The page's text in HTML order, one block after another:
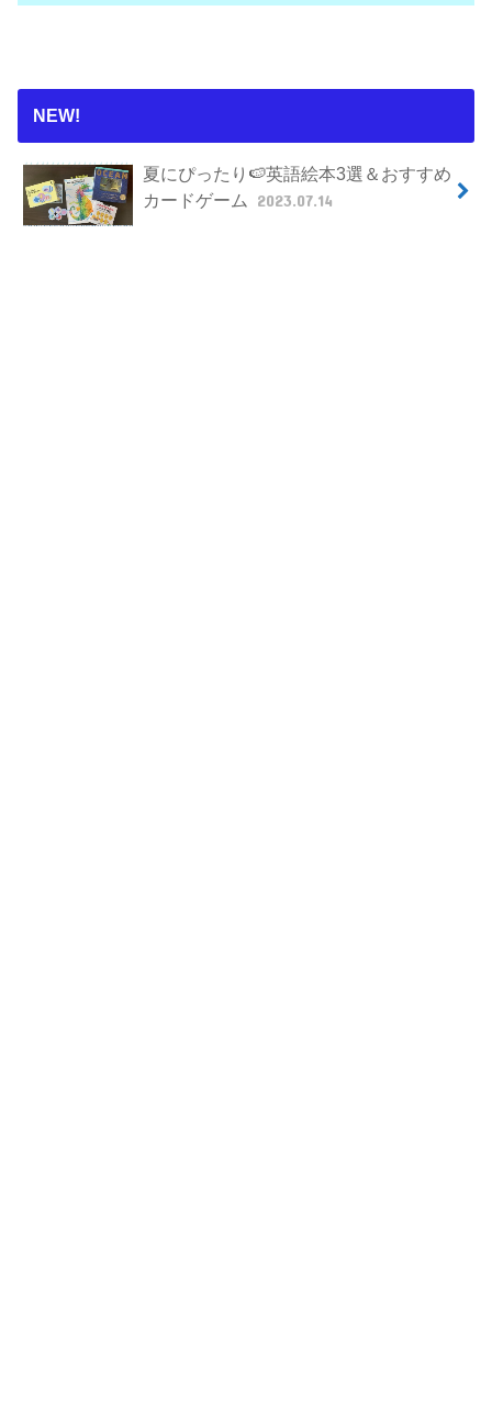
NEW!
夏にぴったり🍉英語絵本3選＆おすすめ
カードゲーム
2023.07.14